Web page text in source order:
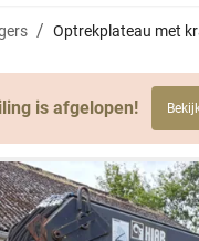
Optrekplateau met
is afgelopen!